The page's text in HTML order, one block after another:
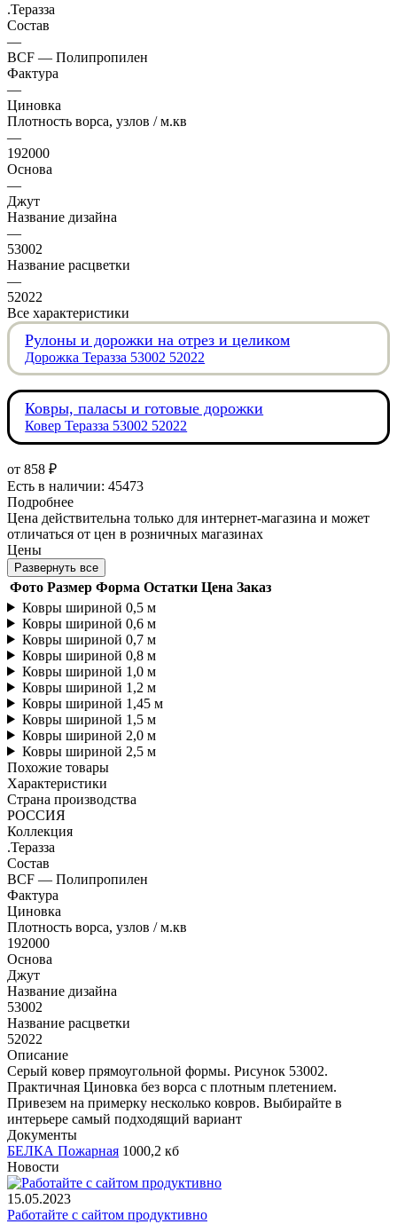
.Теразза
Состав
—
BCF — Полипропилен
Фактура
—
Циновка
Плотность ворса, узлов / м.кв
—
192000
Основа
—
Джут
Название дизайна
—
53002
Название расцветки
—
52022
Все характеристики
Рулоны и дорожки на отрез и целиком
Дорожка Теразза 53002 52022
Ковры, паласы и готовые дорожки
Ковер Теразза 53002 52022
от 858 ₽
Есть в наличии: 45473
Подробнее
Цена действительна только для интернет-магазина и может
отличаться от цен в розничных магазинах
Цены
Развернуть все
Фото Размер Форма Остатки Цена Заказ
Ковры шириной 0,5 м
Ковры шириной 0,6 м
Ковры шириной 0,7 м
Ковры шириной 0,8 м
Ковры шириной 1,0 м
Ковры шириной 1,2 м
Ковры шириной 1,45 м
Ковры шириной 1,5 м
Ковры шириной 2,0 м
Ковры шириной 2,5 м
Похожие товары
Характеристики
Страна производства
РОССИЯ
Коллекция
.Теразза
Состав
BCF — Полипропилен
Фактура
Циновка
Плотность ворса, узлов / м.кв
192000
Основа
Джут
Название дизайна
53002
Название расцветки
52022
Описание
Серый ковер прямоугольной формы. Рисунок 53002.
Практичная Циновка без ворса с плотным плетением.
Привезем на примерку несколько ковров. Выбирайте в
интерьере самый подходящий вариант
Документы
БЕЛКА Пожарная 1000,2 кб
Новости
15.05.2023
Работайте с сайтом продуктивно